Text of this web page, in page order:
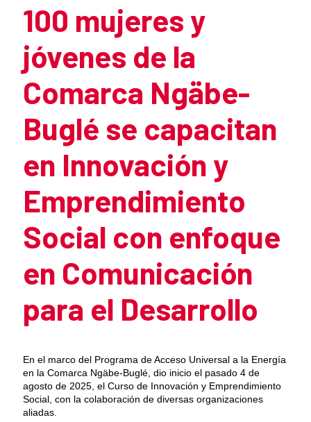
100 mujeres y
jóvenes de la
Comarca Ngäbe-
Buglé se capacitan
en Innovación y
Emprendimiento
Social con enfoque
en Comunicación
para el Desarrollo
En el marco del Programa de Acceso Universal a la Energía
en la Comarca Ngäbe-Buglé, dio inicio el pasado 4 de
agosto de 2025, el Curso de Innovación y Emprendimiento
Social, con la colaboración de diversas organizaciones
aliadas.